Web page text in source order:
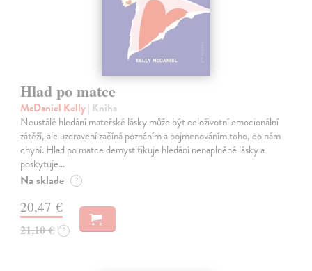
Hlad po matce
McDaniel Kelly| Kniha
Neustálé hledání mateřské lásky může být celoživotní emocionální
zátěží, ale uzdravení začíná poznáním a pojmenováním toho, co nám
chybí. Hlad po matce demystifikuje hledání nenaplněné lásky a
poskytuje…
Na sklade ?
20,47 €
21,10 € ?